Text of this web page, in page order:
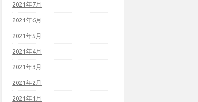
2021年7月
2021年6月
2021年5月
2021年4月
2021年3月
2021年2月
2021年1月